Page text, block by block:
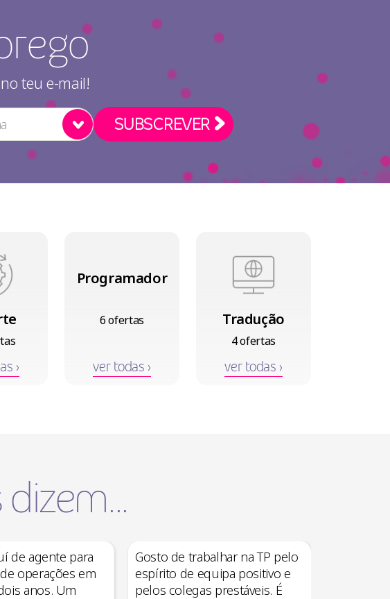
teu e-mail!
›
Programador
6 ofertas
ver todas ›
Tradução
4 ofertas
ver todas ›
de agente para
operações em
anos. Um
Gosto de trabalhar na TP pelo
espírito de equipa positivo e
pelos colegas prestáveis. É